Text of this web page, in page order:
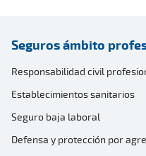
Seguros ámbito
Responsabilidad civil
Establecimientos sanitarios
Seguro baja laboral
Defensa y protección por